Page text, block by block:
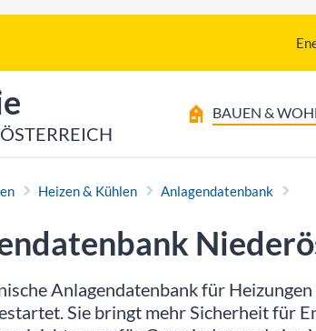
von
Heizen & Kühlen Anlagendatenbank
Anlagendatenbank für
Sie bringt mehr Sicherheit für
für Gemeinden und eine